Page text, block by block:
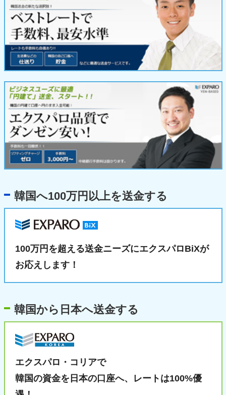
韓国へ100万円以上を送金する
100万円を超える送金ニーズにエクスパロBiXが
お応えします！
韓国から日本へ送金する
エクスパロ・コリアで
韓国の資金を日本の口座へ、
レートは100%優